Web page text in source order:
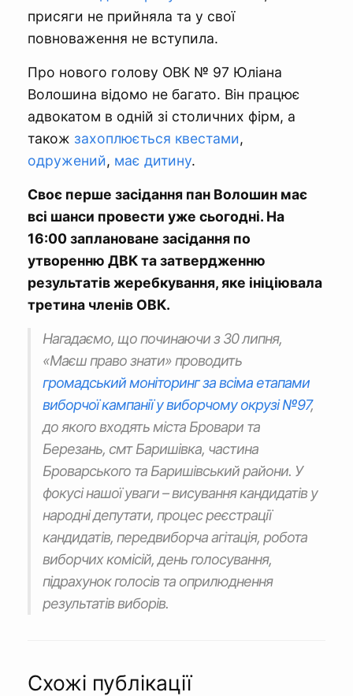
присяги не прийняла та у свої
повноваження не вступила.
Про нового голову ОВК № 97 Юліана
Волошина відомо не багато. Він працює
адвокатом в одній зі столичних фірм, а
також захоплюється квестами,
одружений, має дитину.
Своє перше засідання пан Волошин має
всі шанси провести уже сьогодні. На
16:00 заплановане засідання по
утворенню ДВК та затвердженню
результатів жеребкування, яке ініціювала
третина членів ОВК.
Нагадаємо, що починаючи з 30 липня,
«Маєш право знати» проводить
громадський моніторинг за всіма етапами
виборчої кампанії у виборчому окрузі №97,
до якого входять міста Бровари та
Березань, смт Баришівка, частина
Броварського та Баришівський райони. У
фокусі нашої уваги – висування кандидатів у
народні депутати, процес реєстрації
кандидатів, передвиборча агітація, робота
виборчих комісій, день голосування,
підрахунок голосів та оприлюднення
результатів виборів.
Схожі публікації